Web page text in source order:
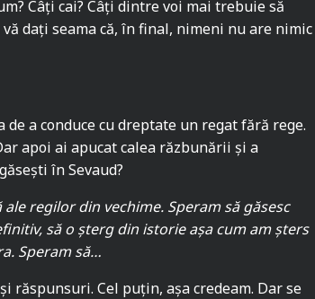
Câți cai? Câți dintre voi mai trebuie să
dați seama că, în final, nimeni nu are nimic
a conduce cu dreptate un regat fără rege.
apoi ai apucat calea răzbunării și a
în Sevaud?
regilor din vechime. Speram să găsesc
să o șterg din istorie așa cum am șters
Speram să…
răspunsuri. Cel puțin, așa credeam. Dar se